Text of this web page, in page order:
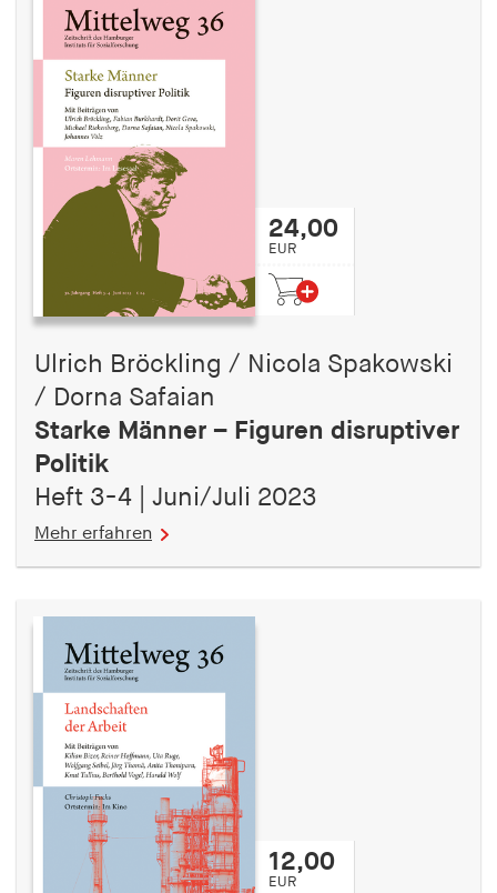
24,00
EUR
Ulrich Bröckling / Nicola Spakowski
/ Dorna Safaian
Starke Männer – Figuren disruptiver
Politik
Heft 3-4 | Juni/Juli 2023
Mehr erfahren
12,00
EUR